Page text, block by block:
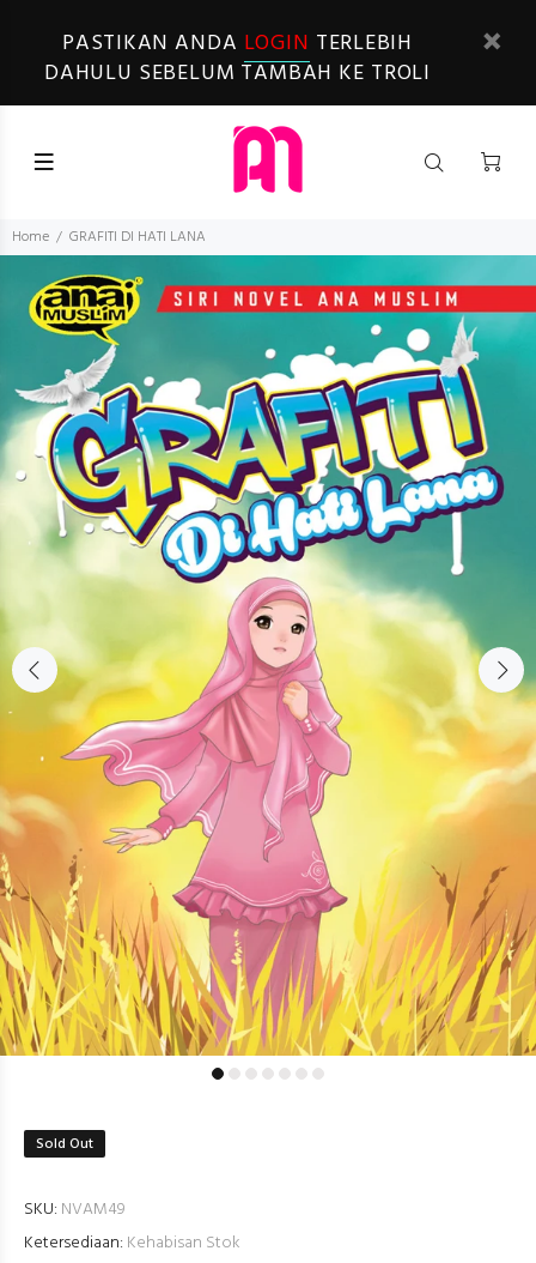
PASTIKAN ANDA LOGIN TERLEBIH
DAHULU SEBELUM TAMBAH KE TROLI
Home GRAFITI DI HATI LANA
Sold Out
SKU: NVAM49
Ketersediaan: Kehabisan Stok